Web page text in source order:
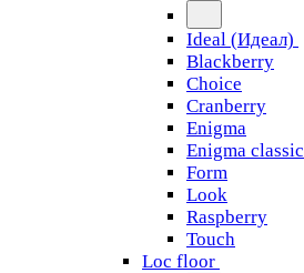
Ideal (Идеал)
Blackberry
Choice
Cranberry
Enigma
Enigma classic
Form
Look
Raspberry
Touch
Loc floor